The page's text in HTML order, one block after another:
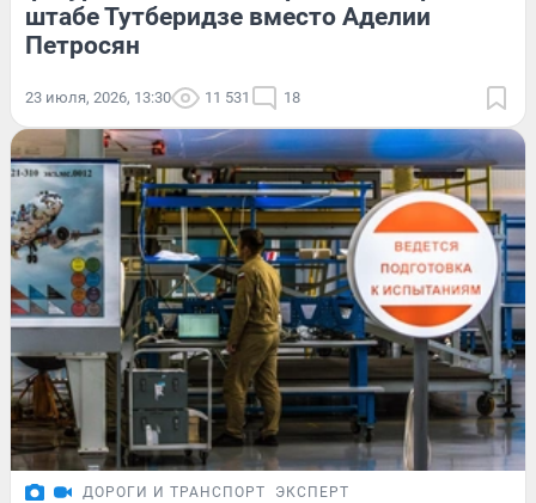
штабе Тутберидзе вместо Аделии
Петросян
23 июля, 2026, 13:30 11 531 18
ДОРОГИ И ТРАНСПОРТ ЭКСПЕРТ